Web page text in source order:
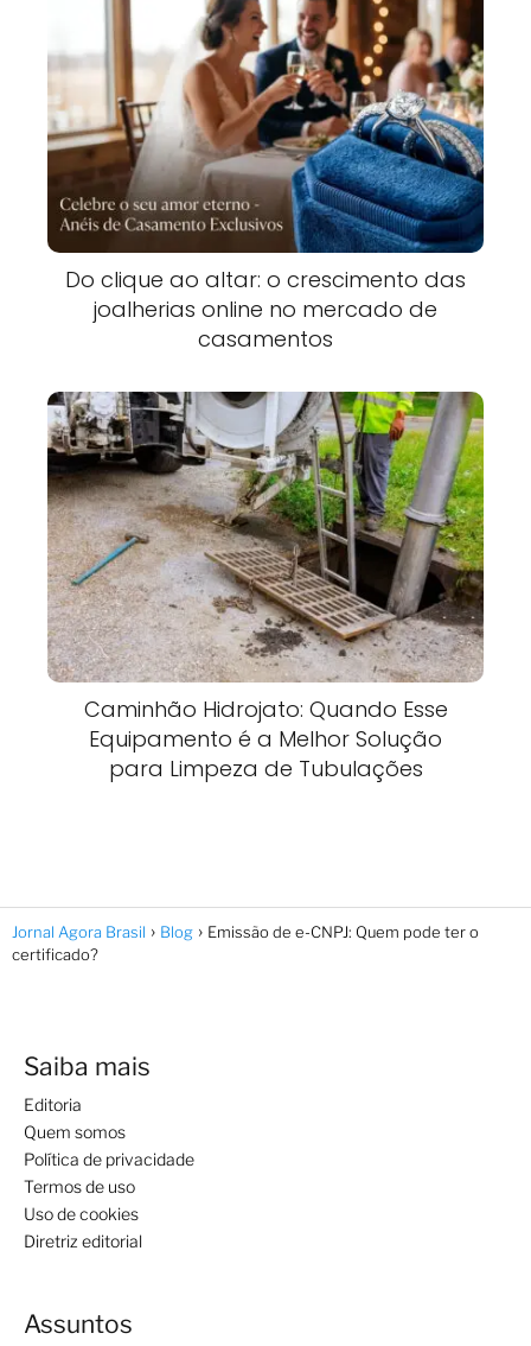
Do clique ao altar: o crescimento das
joalherias online no mercado de
casamentos
Caminhão Hidrojato: Quando Esse
Equipamento é a Melhor Solução
para Limpeza de Tubulações
Jornal Agora Brasil Blog
Emissão de e-CNPJ: Quem pode ter o
certificado?
Saiba mais
Editoria
Quem somos
Política de privacidade
Termos de uso
Uso de cookies
Diretriz editorial
Assuntos